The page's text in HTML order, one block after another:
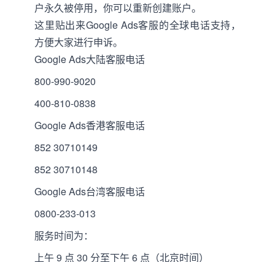
户永久被停用，你可以重新创建账户。
这里贴出来Google Ads客服的全球电话支持，
方便大家进行申诉。
Google Ads大陆客服电话
800-990-9020
400-810-0838
Google Ads香港客服电话
852 30710149
852 30710148
Google Ads台湾客服电话
0800-233-013
服务时间为：
上午 9 点 30 分至下午 6 点（北京时间）